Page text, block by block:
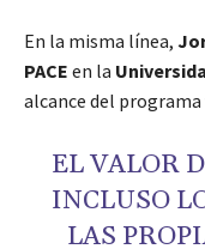
En la misma línea,
PACE en la
alcance del programa
EL VALOR
INCLUSO
LAS